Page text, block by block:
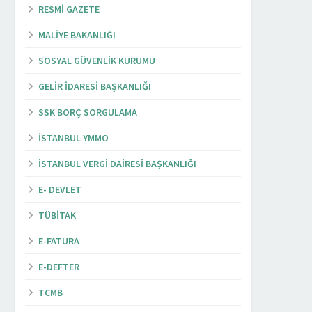
RESMI GAZETE
MALIYE BAKANLIĞI
SOSYAL GÜVENLIK KURUMU
GELIR İDARESI BAŞKANLIĞI
SSK BORÇ SORGULAMA
İSTANBUL YMMO
İSTANBUL VERGI DAIRESI BAŞKANLIĞI
E- DEVLET
TÜBITAK
E-FATURA
E-DEFTER
TCMB